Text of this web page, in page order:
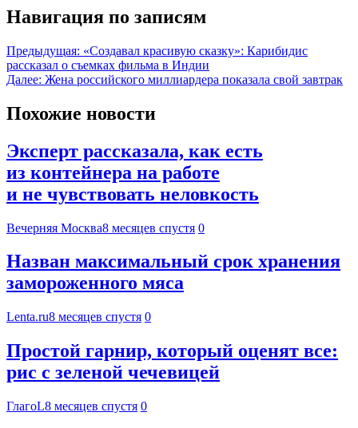
Навигация по записям
Предыдущая: «Создавал красивую сказку»: Карибидис
рассказал о съемках фильма в Индии
Далее: Жена российского миллиардера показала свой завтрак
Похожие новости
Эксперт рассказала, как есть
из контейнера на работе
и не чувствовать неловкость
Вечерняя Москва8 месяцев спустя 0
Назван максимальный срок хранения
замороженного мяса
Lenta.ru8 месяцев спустя 0
Простой гарнир, который оценят все:
рис с зеленой чечевицей
ГлагоL8 месяцев спустя 0